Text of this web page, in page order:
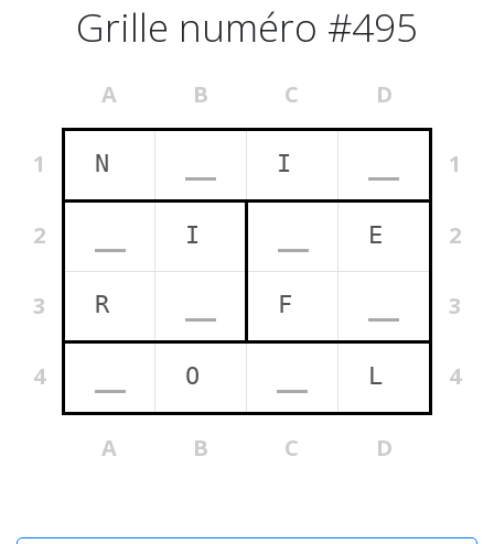
Grille numéro #495
A B C D
1 1
2 2
3 3
4 4
A B C D